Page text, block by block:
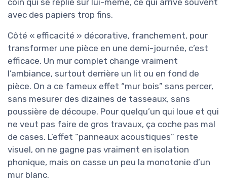
coin qui se replie sur lui-même, ce qui arrive souvent
avec des papiers trop fins.
Côté « efficacité » décorative, franchement, pour
transformer une pièce en une demi-journée, c’est
efficace. Un mur complet change vraiment
l’ambiance, surtout derrière un lit ou en fond de
pièce. On a ce fameux effet “mur bois” sans percer,
sans mesurer des dizaines de tasseaux, sans
poussière de découpe. Pour quelqu’un qui loue et qui
ne veut pas faire de gros travaux, ça coche pas mal
de cases. L’effet “panneaux acoustiques” reste
visuel, on ne gagne pas vraiment en isolation
phonique, mais on casse un peu la monotonie d’un
mur blanc.